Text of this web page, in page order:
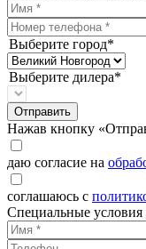
Выберите город*
Выберите дилера*
Отправить
Нажав кнопку
даю согласие на
соглашаюсь с
Специальные условия